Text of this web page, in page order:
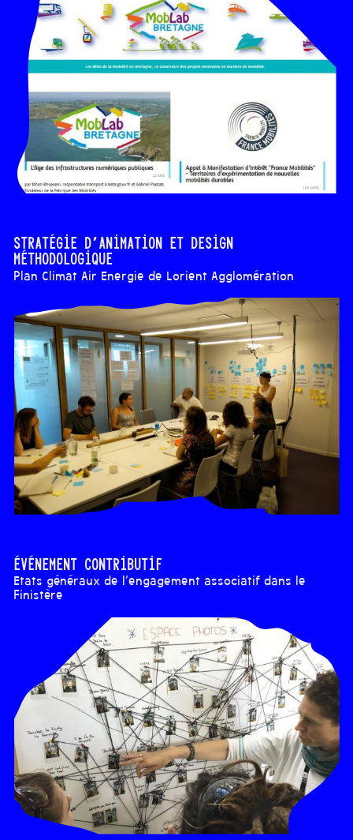
Stratégie d’animation et design
méthodologique
Plan Climat Air Energie de Lorient Agglomération
Événement contributif
Etats généraux de l’engagement associatif dans le
Finistère